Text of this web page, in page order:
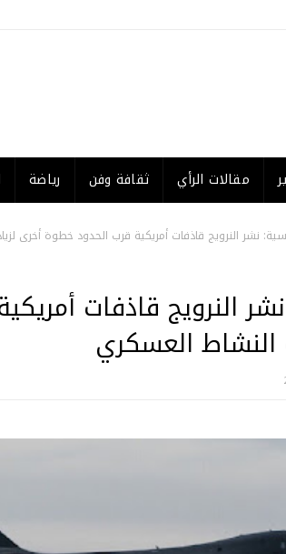
مقالات الرأي ثقافة وفن رياضة
نشر النرويج قاذفات أمريكية قرب الحدود خطوة أخرى
النرويج قاذفات
النشاط العسكري